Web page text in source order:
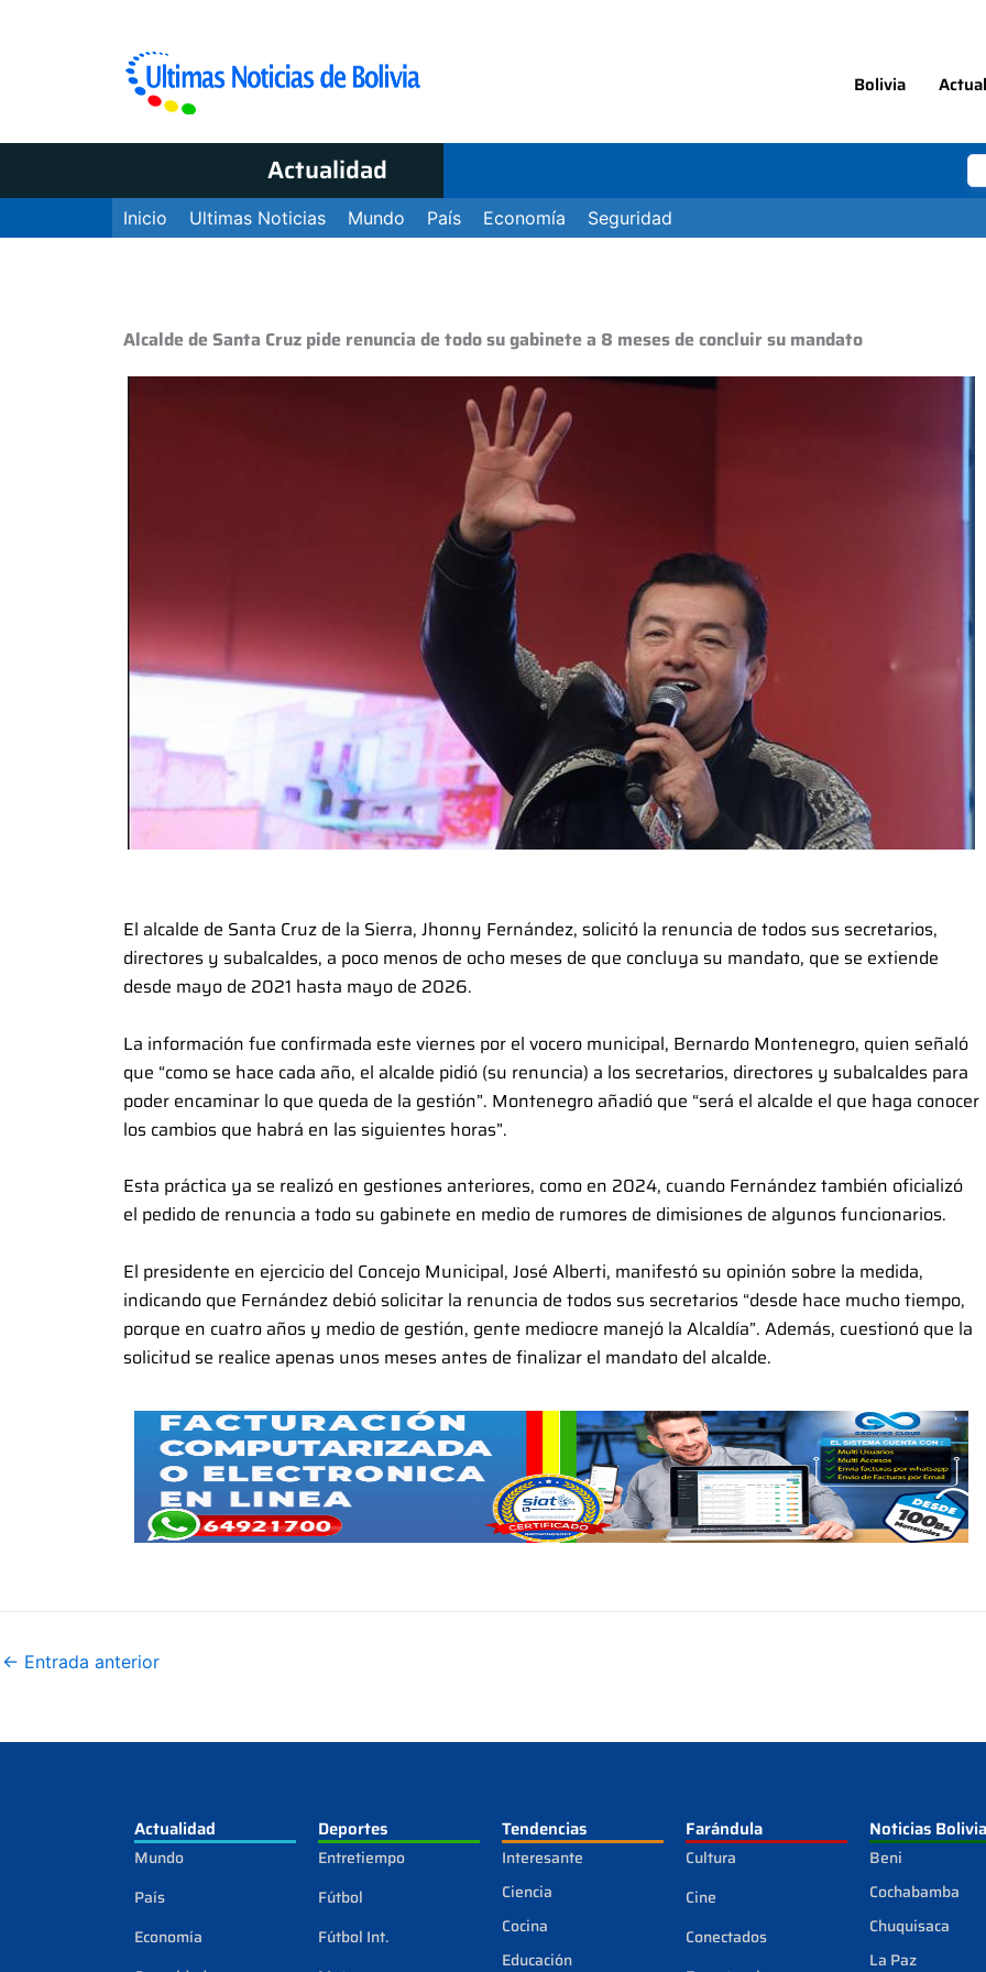
Bolivia
Actualidad
Inicio Ultimas Noticias Mundo País Economía Seguridad
Alcalde de Santa Cruz pide renuncia de todo su gabinete a 8 meses de concluir su mandato
El alcalde de Santa Cruz de la Sierra, Jhonny Fernández, solicitó la renuncia de todos sus secretarios,
directores y subalcaldes, a poco menos de ocho meses de que concluya su mandato, que se extiende
desde mayo de 2021 hasta mayo de 2026.
La información fue confirmada este viernes por el vocero municipal, Bernardo Montenegro, quien señaló
que “como se hace cada año, el alcalde pidió (su renuncia) a los secretarios, directores y subalcaldes para
poder encaminar lo que queda de la gestión”. Montenegro añadió que “será el alcalde el que haga conocer
los cambios que habrá en las siguientes horas”.
Esta práctica ya se realizó en gestiones anteriores, como en 2024, cuando Fernández también oficializó
el pedido de renuncia a todo su gabinete en medio de rumores de dimisiones de algunos funcionarios.
El presidente en ejercicio del Concejo Municipal, José Alberti, manifestó su opinión sobre la medida,
indicando que Fernández debió solicitar la renuncia de todos sus secretarios “desde hace mucho tiempo,
porque en cuatro años y medio de gestión, gente mediocre manejó la Alcaldía”. Además, cuestionó que la
solicitud se realice apenas unos meses antes de finalizar el mandato del alcalde.
← Entrada anterior
Actualidad
Mundo
País
Economía
Deportes
Entretiempo
Fútbol
Fútbol Int.
Tendencias
Interesante
Ciencia
Cocina
Educación
Farándula
Cultura
Cine
Conectados
Noticias Bolivia
Beni
Cochabamba
Chuquisaca
La Paz